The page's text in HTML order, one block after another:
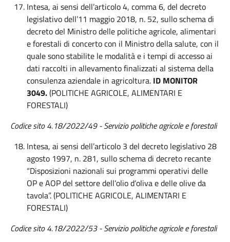
Intesa, ai sensi dell’articolo 4, comma 6, del decreto
legislativo dell’11 maggio 2018, n. 52, sullo schema di
decreto del Ministro delle politiche agricole, alimentari
e forestali di concerto con il Ministro della salute, con il
quale sono stabilite le modalità e i tempi di accesso ai
dati raccolti in allevamento finalizzati al sistema della
consulenza aziendale in agricoltura. ID MONITOR
3049.(POLITICHE AGRICOLE, ALIMENTARI E
FORESTALI)
Codice sito 4.18/2022/49 - Servizio politiche agricole e forestali
Intesa, ai sensi dell’articolo 3 del decreto legislativo 28
agosto 1997, n. 281, sullo schema di decreto recante
“Disposizioni nazionali sui programmi operativi delle
OP e AOP del settore dell’olio d’oliva e delle olive da
tavola”. (POLITICHE AGRICOLE, ALIMENTARI E
FORESTALI)
Codice sito 4.18/2022/53 - Servizio politiche agricole e forestali